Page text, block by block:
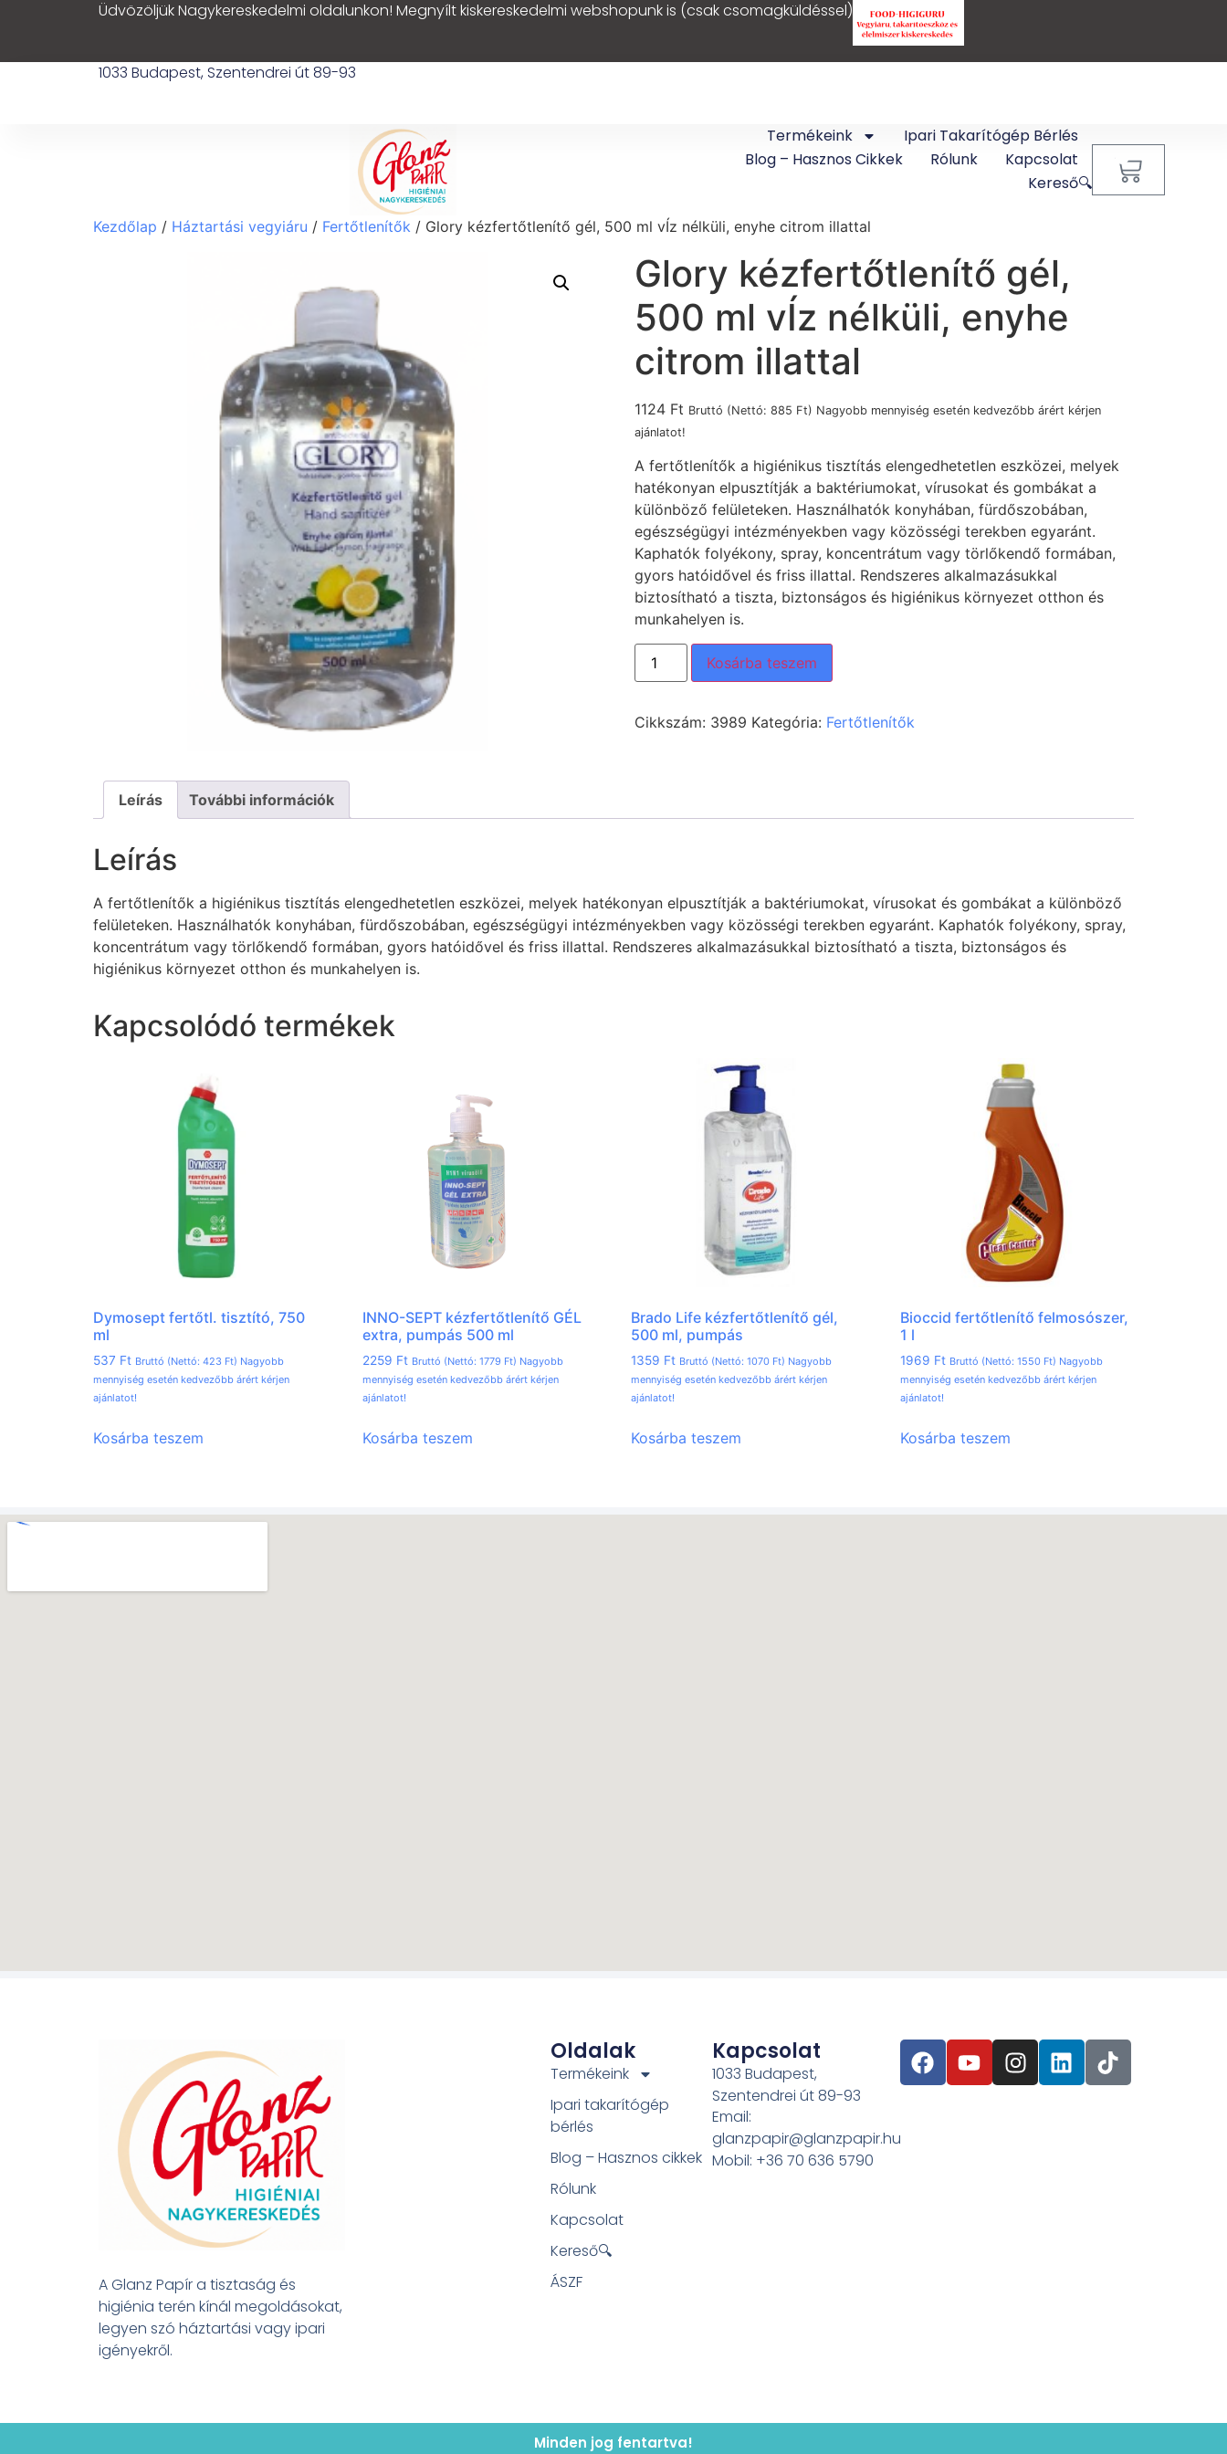
Üdvözöljük Nagykereskedelmi oldalunkon! Megnyílt kiskereskedelmi webshopunk is (csak csomagküldéssel)
1033 Budapest, Szentendrei út 89-93
Termékeink
Ipari Takarítógép Bérlés
Blog – Hasznos Cikkek
Rólunk
Kapcsolat
Kereső🔍
Kezdőlap / Háztartási vegyiáru / Fertőtlenítők / Glory kézfertőtlenítő gél, 500 ml vÍz nélküli, enyhe citrom illattal
Glory kézfertőtlenítő gél,
500 ml vÍz nélküli, enyhe
citrom illattal
1124 Ft Bruttó (Nettó: 885 Ft) Nagyobb mennyiség esetén kedvezőbb árért kérjen
ajánlatot!
A fertőtlenítők a higiénikus tisztítás elengedhetetlen eszközei, melyek
hatékonyan elpusztítják a baktériumokat, vírusokat és gombákat a
különböző felületeken. Használhatók konyhában, fürdőszobában,
egészségügyi intézményekben vagy közösségi terekben egyaránt.
Kaphatók folyékony, spray, koncentrátum vagy törlőkendő formában,
gyors hatóidővel és friss illattal. Rendszeres alkalmazásukkal
biztosítható a tiszta, biztonságos és higiénikus környezet otthon és
munkahelyen is.
Kosárba teszem
Cikkszám: 3989 Kategória: Fertőtlenítők
Leírás További információk
Leírás
A fertőtlenítők a higiénikus tisztítás elengedhetetlen eszközei, melyek hatékonyan elpusztítják a baktériumokat, vírusokat és gombákat a különböző
felületeken. Használhatók konyhában, fürdőszobában, egészségügyi intézményekben vagy közösségi terekben egyaránt. Kaphatók folyékony, spray,
koncentrátum vagy törlőkendő formában, gyors hatóidővel és friss illattal. Rendszeres alkalmazásukkal biztosítható a tiszta, biztonságos és
higiénikus környezet otthon és munkahelyen is.
Kapcsolódó termékek
Dymosept fertőtl. tisztító, 750
ml
537 Ft Bruttó (Nettó: 423 Ft) Nagyobb
mennyiség esetén kedvezőbb árért kérjen
ajánlatot!
Kosárba teszem
INNO-SEPT kézfertőtlenítő GÉL
extra, pumpás 500 ml
2259 Ft Bruttó (Nettó: 1779 Ft) Nagyobb
mennyiség esetén kedvezőbb árért kérjen
ajánlatot!
Kosárba teszem
Brado Life kézfertőtlenítő gél,
500 ml, pumpás
1359 Ft Bruttó (Nettó:1070 Ft) Nagyobb
mennyiség esetén kedvezőbb árért kérjen
ajánlatot!
Kosárba teszem
Bioccid fertőtlenítő felmosószer,
1 l
1969 Ft Bruttó (Nettó:1550 Ft) Nagyobb
mennyiség esetén kedvezőbb árért kérjen
ajánlatot!
Kosárba teszem
A Glanz Papír a tisztaság és
higiénia terén kínál megoldásokat,
legyen szó háztartási vagy ipari
igényekről.
Oldalak
Termékeink
Ipari takarítógép
bérlés
Blog – Hasznos cikkek
Rólunk
Kapcsolat
Kereső🔍
ÁSZF
Kapcsolat
1033 Budapest,
Szentendrei út 89-93
Email:
glanzpapir@glanzpapir.hu
Mobil: +36 70 636 5790
Minden jog fentartva!